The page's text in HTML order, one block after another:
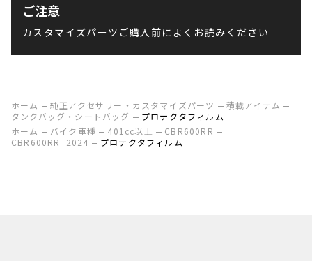
ご注意
カスタマイズパーツご購入前によくお読みください
ホーム 純正アクセサリー・カスタマイズパーツ
積載アイテム
タンクバッグ・シートバッグ
プロテクタフィルム
ホーム
バイク車種 401cc以上
CBR600RR
CBR600RR_2024
プロテクタフィルム